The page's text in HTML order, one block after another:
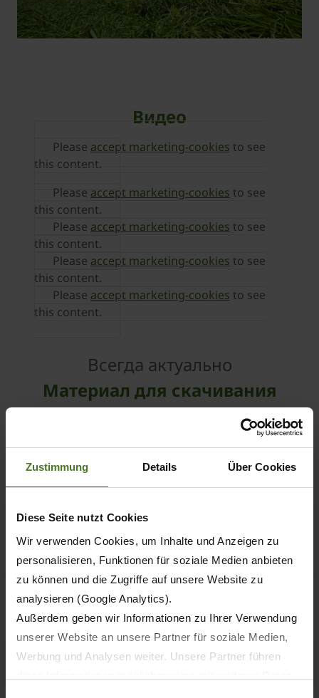
Zustimmung Details Über Cookies
Diese Seite nutzt Cookies
Wir verwenden Cookies, um Inhalte und Anzeigen zu
personalisieren, Funktionen für soziale Medien anbieten
zu können und die Zugriffe auf unsere Website zu
analysieren (Google Analytics).
Außerdem geben wir Informationen zu Ihrer Verwendung
unserer Website an unsere Partner für soziale Medien,
Werbung und Analysen weiter. Unsere Partner führen
Видео
Please accept marketing-cookies to see
this content.
Please accept marketing-cookies to see
this content.
Please accept marketing-cookies to see
this content.
Please accept marketing-cookies to see
this content.
Please accept marketing-cookies to see
this content.
Всегда актуально
Материал для скачивания
Downloads Videos Testberichte
Lorem ipsum
Animation KRONE Front-Mähwerk EasyCut
F 320 Pull